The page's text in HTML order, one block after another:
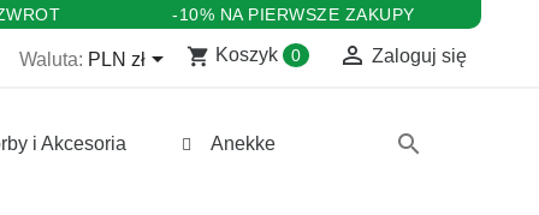
-10% NA PIERWSZE ZAKUPY
Waluta: PLN zł shopping_cart Koszyk 0  Zaloguj się
i Akcesoria Anekke search